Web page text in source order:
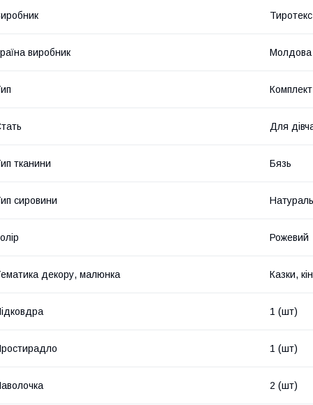
Тиротекс
виробник Молдова
Для
тканини Бязь
сировини
Рожевий
декору, малюнка Казки,
1 (шт)
1 (шт)
2 (шт)